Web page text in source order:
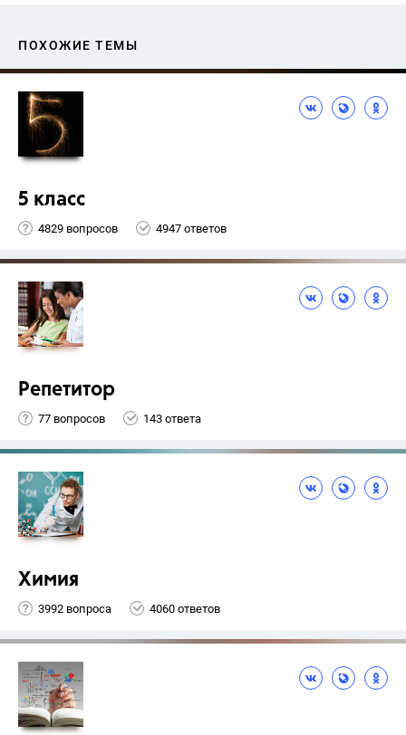
ПОХОЖИЕ ТЕМЫ
5 класс
4829 вопросов 4947 ответов
Репетитор
77 вопросов 143 ответа
Химия
3992 вопроса 4060 ответов